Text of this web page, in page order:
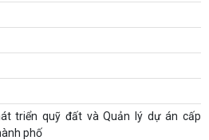
triển quỹ đất và Quản lý dự án cấp
phố